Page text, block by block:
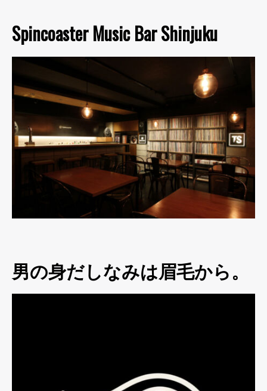
Spincoaster Music Bar Shinjuku
男の身だしなみは眉毛から。